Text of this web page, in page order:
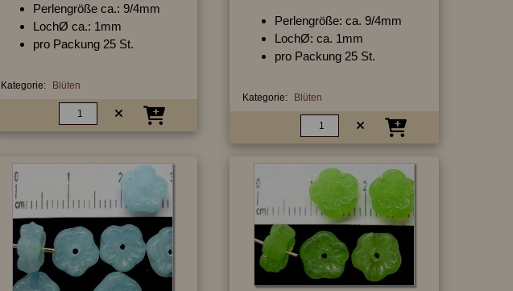
Perlengröße ca.: 9/4mm
LochØ ca.: 1mm
pro Packung 25 St.
Kategorie: Blüten
Perlengröße: ca. 9/4mm
LochØ: ca. 1mm
pro Packung 25 St.
Kategorie: Blüten